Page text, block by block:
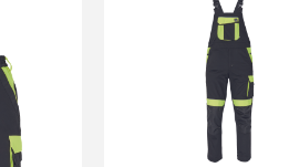
Kontakttālrunis